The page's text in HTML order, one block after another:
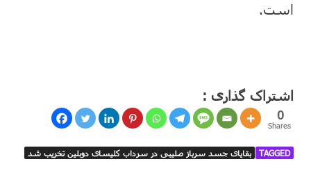
است.
اشتراک گذاری :
0
Shares
TAGGED بقایای جسد سرباز صلیبی در سرداب کلیسای دوبلین تخریب شد